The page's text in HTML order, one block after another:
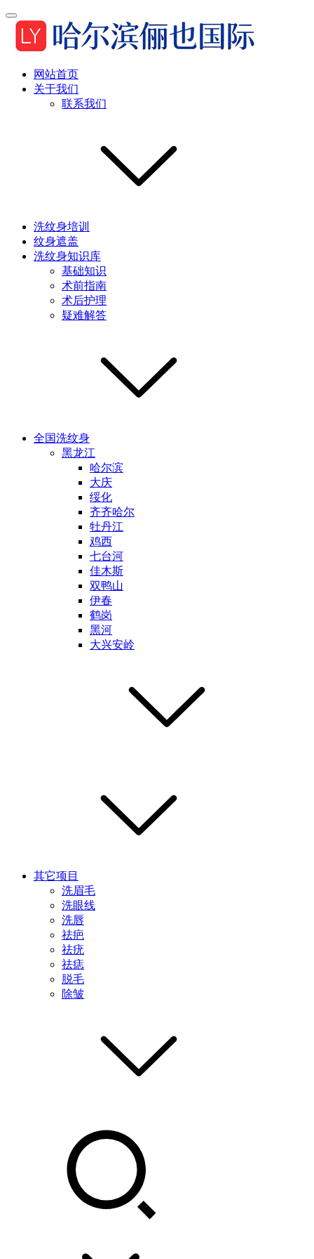
网站首页
关于我们
联系我们
洗纹身培训
纹身遮盖
洗纹身知识库
基础知识
术前指南
术后护理
疑难解答
全国洗纹身
黑龙江
哈尔滨
大庆
绥化
齐齐哈尔
牡丹江
鸡西
七台河
佳木斯
双鸭山
伊春
鹤岗
黑河
大兴安岭
其它项目
洗眉毛
洗眼线
洗唇
祛疤
祛疣
祛痣
脱毛
除皱